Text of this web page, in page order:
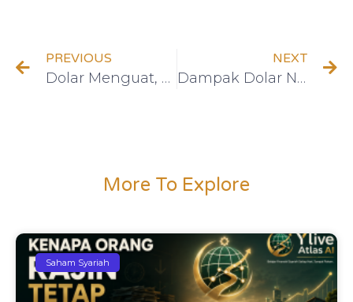
PREVIOUS
Dolar Menguat, Apakah Tabungan Anda Masih Aman? Ini yang Harus Anda Lakukan Sekarang
NEXT
Dampak Dolar Naik bagi Investor dan Strategi Cerdas Menghadapinya
More To Explore
Saham Syariah